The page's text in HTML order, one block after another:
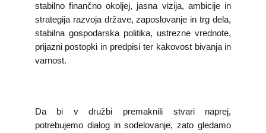
stabilno finančno okoljej, jasna vizija, ambicije in
strategija razvoja države, zaposlovanje in trg dela,
stabilna gospodarska politika, ustrezne vrednote,
prijazni postopki in predpisi ter kakovost bivanja in
varnost.
Da bi v družbi premaknili stvari naprej,
potrebujemo dialog in sodelovanje, zato gledamo